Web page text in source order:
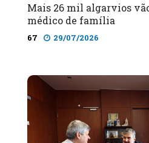
Mais 26 mil algarvios
médico de família
67 29/07/2026